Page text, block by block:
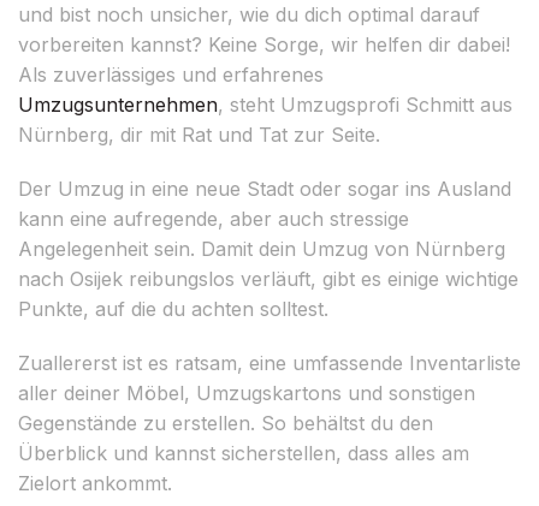
und bist noch unsicher, wie du dich optimal darauf
vorbereiten kannst? Keine Sorge, wir helfen dir dabei!
Als zuverlässiges und erfahrenes
Umzugsunternehmen, steht Umzugsprofi Schmitt aus
Nürnberg, dir mit Rat und Tat zur Seite.
Der Umzug in eine neue Stadt oder sogar ins Ausland
kann eine aufregende, aber auch stressige
Angelegenheit sein. Damit dein Umzug von Nürnberg
nach Osijek reibungslos verläuft, gibt es einige wichtige
Punkte, auf die du achten solltest.
Zuallererst ist es ratsam, eine umfassende Inventarliste
aller deiner Möbel, Umzugskartons und sonstigen
Gegenstände zu erstellen. So behältst du den
Überblick und kannst sicherstellen, dass alles am
Zielort ankommt.